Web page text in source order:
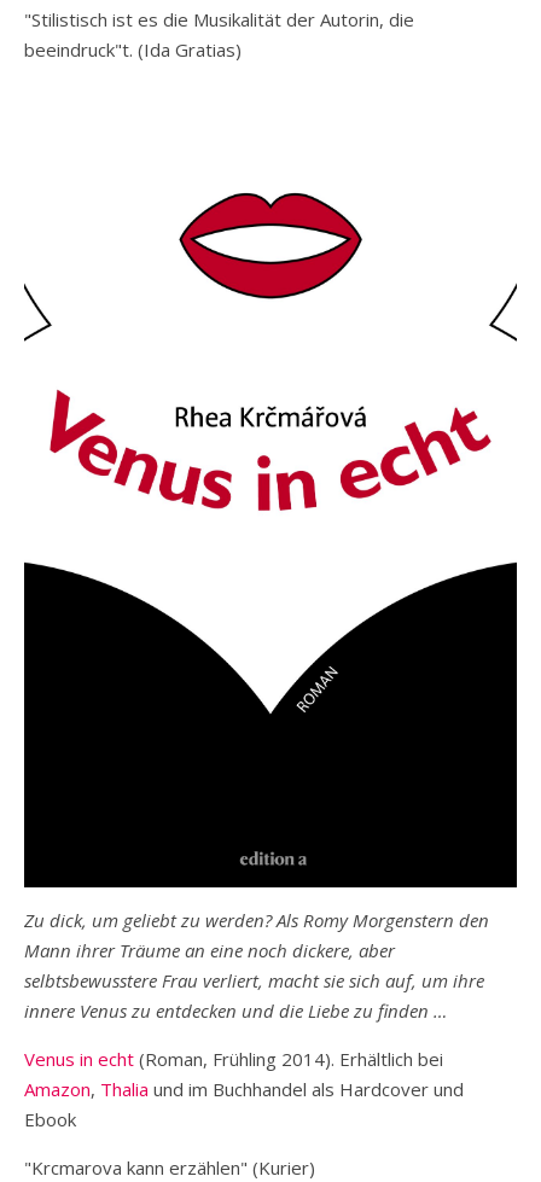
"Stilistisch ist es die Musikalität der Autorin, die
beeindruck"t. (Ida Gratias)
Zu dick, um geliebt zu werden? Als Romy Morgenstern den
Mann ihrer Träume an eine noch dickere, aber
selbtsbewusstere Frau verliert, macht sie sich auf, um ihre
innere Venus zu entdecken und die Liebe zu finden …
Venus in echt (Roman, Frühling 2014). Erhältlich bei
Amazon, Thalia und im Buchhandel als Hardcover und
Ebook
"Krcmarova kann erzählen" (Kurier)